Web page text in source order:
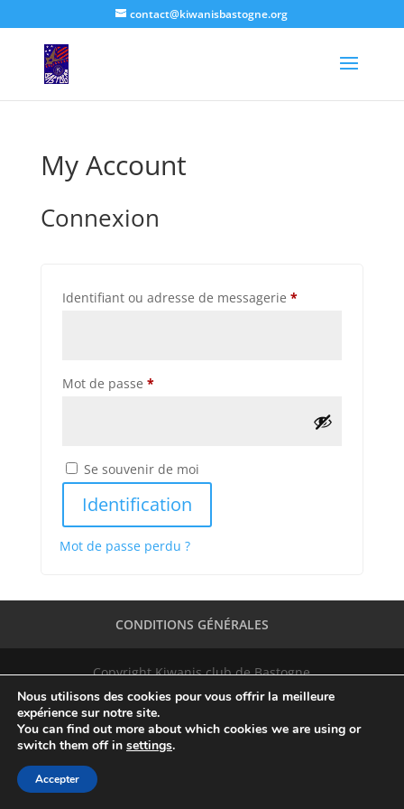
contact@kiwanisbastogne.org
My Account
Connexion
Identifiant ou adresse de messagerie *Obligatoire
Mot de passe *Obligatoire
Se souvenir de moi
Identification
Mot de passe perdu ?
CONDITIONS GÉNÉRALES
Copyright Kiwanis club de Bastogne
Nous utilisons des cookies pour vous offrir la meilleure
expérience sur notre site.
You can find out more about which cookies we are using or
switch them off in settings.
Accepter